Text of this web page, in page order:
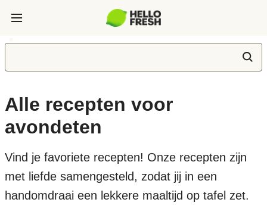
Alle recepten voor
avondeten
Vind je favoriete recepten! Onze recepten zijn
met liefde samengesteld, zodat jij in een
handomdraai een lekkere maaltijd op tafel zet.